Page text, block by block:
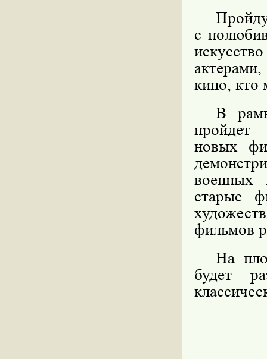
с
кино, кто
В
пройдет
новых
военных
старые
фильмов
На
будет